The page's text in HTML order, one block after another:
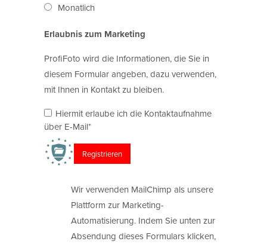
Monatlich
Erlaubnis zum Marketing
ProfiFoto wird die Informationen, die Sie in
diesem Formular angeben, dazu verwenden,
mit Ihnen in Kontakt zu bleiben.
Hiermit erlaube ich die Kontaktaufnahme
über E-Mail*
Wir verwenden MailChimp als unsere
Plattform zur Marketing-
Automatisierung. Indem Sie unten zur
Absendung dieses Formulars klicken,